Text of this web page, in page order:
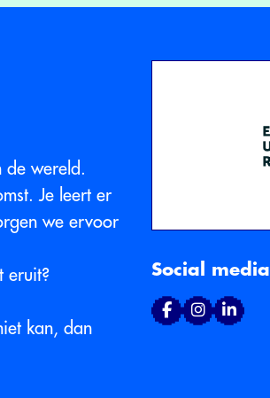
de wereld.
Je leert er
we ervoor
eruit?
kan, dan
Social media